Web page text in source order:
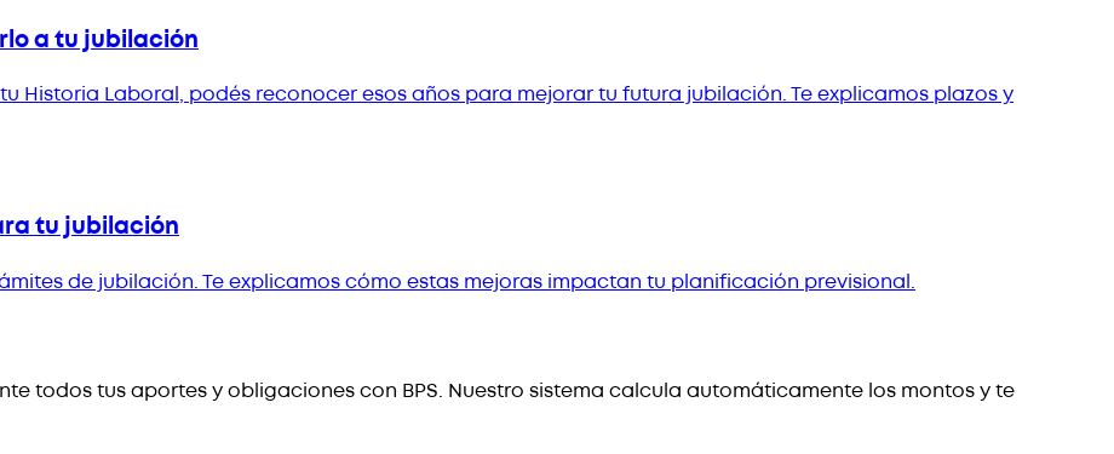
a tu jubilación
Historia Laboral, podés reconocer esos años para mejorar tu futura jubilación. Te explicamos plazos y
tu jubilación
de jubilación. Te explicamos cómo estas mejoras impactan tu planificación previsional.
todos tus aportes y obligaciones con BPS. Nuestro sistema calcula automáticamente los montos y te